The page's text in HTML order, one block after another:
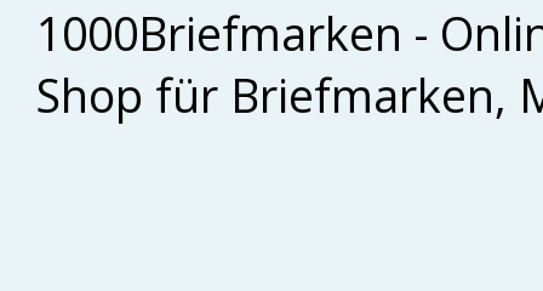
1000Briefmarken -
Shop für Briefmarken,